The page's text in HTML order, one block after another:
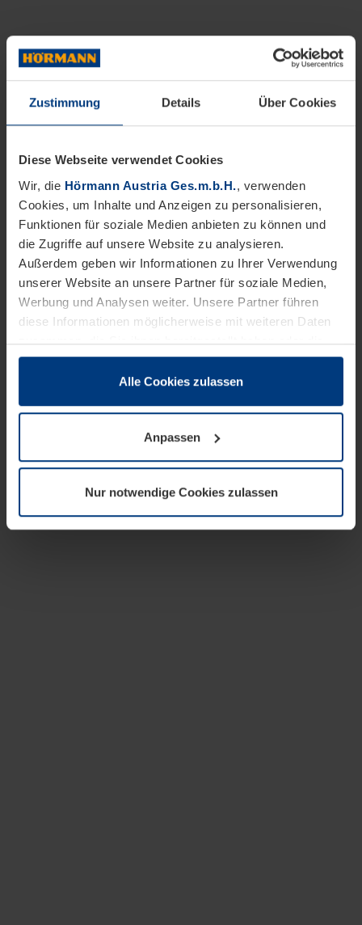
Zustimmung Details Über Cookies
Diese Webseite verwendet Cookies
Wir, die Hörmann Austria Ges.m.b.H., verwenden
Cookies, um Inhalte und Anzeigen zu personalisieren,
Funktionen für soziale Medien anbieten zu können und
die Zugriffe auf unsere Website zu analysieren.
Außerdem geben wir Informationen zu Ihrer Verwendung
unserer Website an unsere Partner für soziale Medien,
Werbung und Analysen weiter. Unsere Partner führen
diese Informationen möglicherweise mit weiteren Daten
zusammen, die Sie ihnen bereitgestellt haben oder die
sie im Rahmen Ihrer Nutzung der Dienste gesammelt
wenn diese für den Betrieb dieser Seite unbedingt
notwendig sind. Für alle anderen Cookie-Typen benötigen
wir Ihre Erlaubnis. Ihre Einwilligung können Sie jederzeit
Datenschutzerklärungunserer Website ändern oder
widerrufen.
Alle Cookies zulassen
Anpassen
Nur notwendige Cookies zulassen